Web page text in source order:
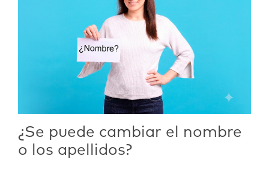
¿Se puede cambiar el nombre
o los apellidos?